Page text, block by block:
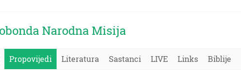
Narodna Misija
Propovijedi Literatura Sastanci LIVE Links Biblije